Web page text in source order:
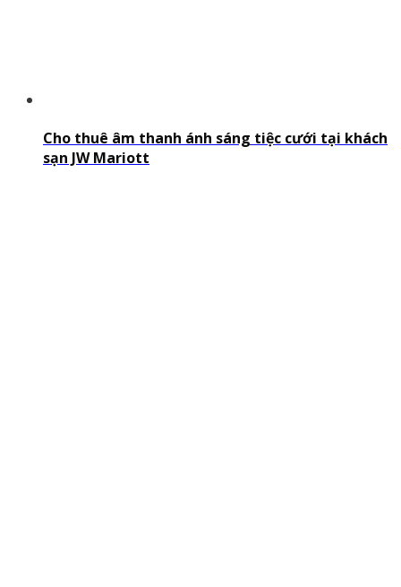
Cho thuê âm thanh ánh sáng tiệc cưới tại khách
sạn JW Mariott